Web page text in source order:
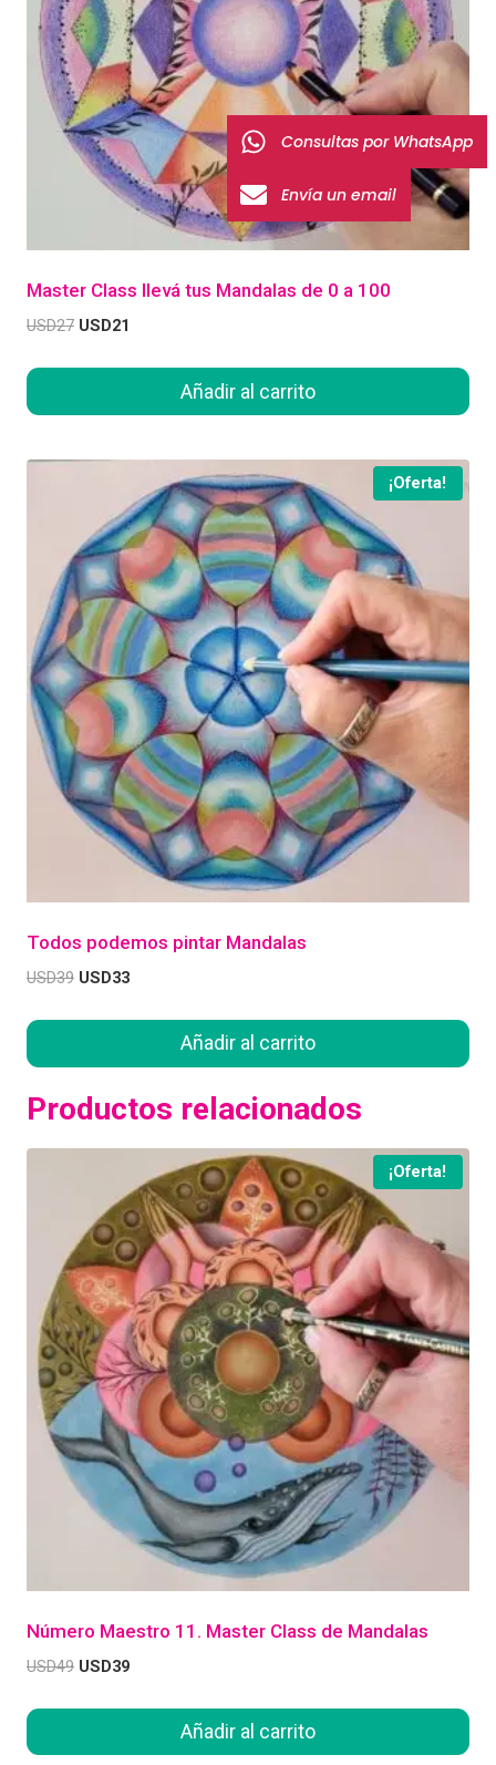
Master Class llevá tus Mandalas de 0 a 100
USD27 USD21
Añadir al carrito
¡Oferta!
Todos podemos pintar Mandalas
USD39 USD33
Añadir al carrito
Productos relacionados
¡Oferta!
Número Maestro 11. Master Class de Mandalas
USD49 USD39
Añadir al carrito
Consultas por WhatsApp
Envía un email